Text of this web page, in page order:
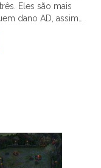
Eles são mais
dano AD, assim…